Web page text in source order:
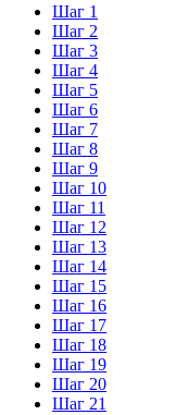
Шаг 1
Шаг 2
Шаг 3
Шаг 4
Шаг 5
Шаг 6
Шаг 7
Шаг 8
Шаг 9
Шаг 10
Шаг 11
Шаг 12
Шаг 13
Шаг 14
Шаг 15
Шаг 16
Шаг 17
Шаг 18
Шаг 19
Шаг 20
Шаг 21